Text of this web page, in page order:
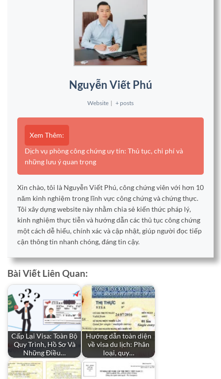
Nguyễn Viết Phú
Website | + posts
Xem Thêm:
Dịch vụ phòng công chứng uy tín: Thủ tục, chi phí và
những lưu ý quan trọng
Xin chào, tôi là Nguyễn Viết Phú, công chứng viên với hơn 10
năm kinh nghiệm trong lĩnh vực công chứng và chứng thực.
Tôi xây dựng website này nhằm chia sẻ kiến thức pháp lý,
kinh nghiệm thực tiễn và hướng dẫn các thủ tục công chứng
một cách dễ hiểu, chính xác và cập nhật, giúp người đọc tiếp
cận thông tin nhanh chóng, đáng tin cậy.
Bài Viết Liên Quan:
Cấp Lại Visa: Toàn Bộ
Quy Trình, Hồ Sơ Và
Những Điều…
Hướng dẫn toàn diện
về visa du lịch: Phân
loại, quy…